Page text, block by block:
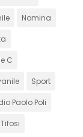
Nomina
C
Sport
Paolo Poli
Tifosi